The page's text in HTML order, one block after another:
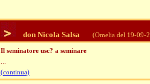
don Nicola Salsa (Omelia del 19-09-
Il seminatore usc? a seminare
(continua)